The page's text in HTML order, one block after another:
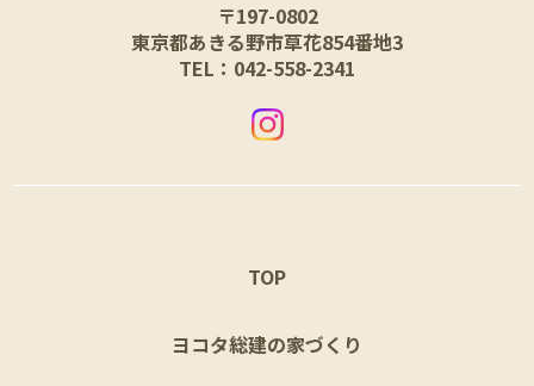
〒197-0802
東京都あきる野市草花854番地3
TEL：042-558-2341
TOP
ヨコタ総建の家づくり